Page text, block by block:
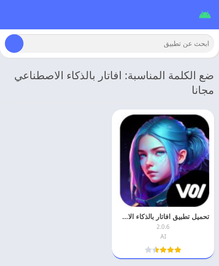
ضع الكلمة المناسبة: افاتار بالذكاء الاصطناعي
مجانا
تحميل تطبيق افاتار بالذكاء الاصطناعي 2026 Voi AI Avatar مهكر اخر اصدار
2.0.6
AI